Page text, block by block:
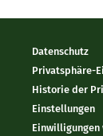
Datenschutz
Privatsphäre-
Historie der
Einstellungen